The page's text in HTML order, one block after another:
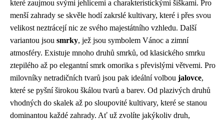
které zaujmou svými jehlicemi a charakteristickými šiškami. Pro
menší zahrady se skvěle hodí zakrslé kultivary, které i přes svou
velikost neztrácejí nic ze svého majestátního vzhledu. Další
variantou jsou smrky, jež jsou symbolem Vánoc a zimní
atmosféry. Existuje mnoho druhů smrků, od klasického smrku
ztepilého až po elegantní smrk omorika s převislými větvemi. Pro
milovníky netradičních tvarů jsou pak ideální volbou jalovce,
které se pyšní širokou škálou tvarů a barev. Od plazivých druhů
vhodných do skalek až po sloupovité kultivary, které se stanou
dominantou každé zahrady. Ať už zvolíte jakýkoliv druh,